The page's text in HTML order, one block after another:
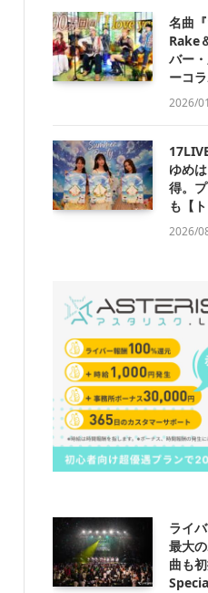
名曲
Rake
バー
ーコ
2026/
ゆめ
得。
も【
2026/
ライ
最大
曲も